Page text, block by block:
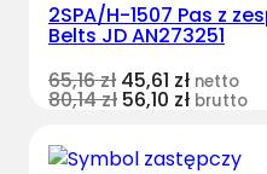
2SPA/H-1507 Pas z
Belts JD AN273251
65,16zł 45,61 zł netto
80,14zł 56,10 zł brutto